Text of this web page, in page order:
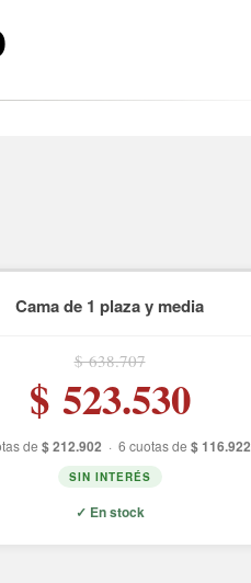
Cama de 1 plaza y media
$ 638.707
$ 523.530
de $ 212.902 · 6 cuotas de $ 116.922
SIN INTERÉS
✓ En stock